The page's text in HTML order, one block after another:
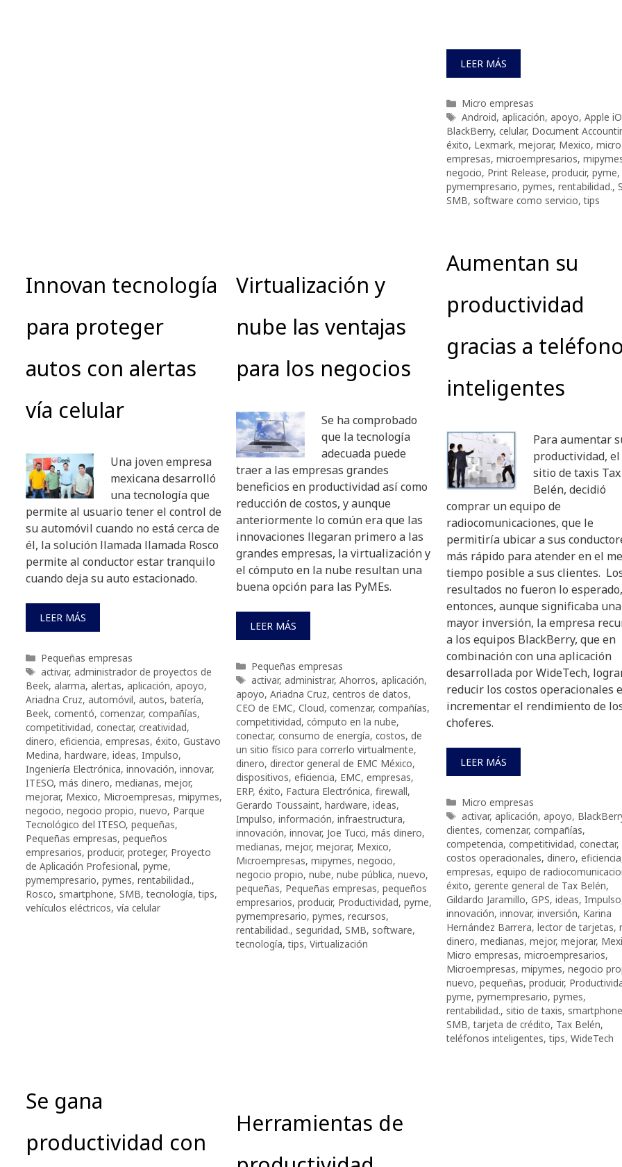
LEER MÁS
Categorías
Micro empresas
Etiquetas
Android, aplicación, apoyo, Apple
BlackBerry, celular, Document
éxito, Lexmark, mejorar, Mexico, micro
empresas, microempresarios,
negocio, Print Release, producir, pyme,
pymempresario, pymes, rentabilidad.,
SMB, software como servicio,tips
Innovan tecnología
para proteger
autos con alertas
vía celular
Una joven empresa
mexicana desarrolló
una tecnología que
permite al usuario tener el control de
su automóvil cuando no está cerca de
él, la solución llamada llamada Rosco
permite al conductor estar tranquilo
cuando deja su auto estacionado.
LEER MÁS
Categorías
Pequeñas empresas
Etiquetas
activar, administrador de proyectos de
Beek, alarma, alertas, aplicación, apoyo,
Ariadna Cruz, automóvil, autos, batería,
Beek, comentó, comenzar, compañías,
competitividad, conectar, creatividad,
dinero, eficiencia, empresas, éxito, Gustavo
Medina, hardware, ideas, Impulso,
Ingeniería Electrónica, innovación, innovar,
ITESO, más dinero, medianas, mejor,
mejorar, Mexico, Microempresas, mipymes,
negocio, negocio propio, nuevo, Parque
Tecnológico del ITESO, pequeñas,
Pequeñas empresas, pequeños
empresarios, producir, proteger, Proyecto
de Aplicación Profesional, pyme,
pymempresario, pymes, rentabilidad.,
Rosco, smartphone, SMB,tecnología,tips,
vehículos eléctricos, vía celular
Virtualización y
nube las ventajas
para los negocios
Se ha comprobado
que la tecnología
adecuada puede
traer a las empresas grandes
beneficios en productividad así como
reducción de costos, y aunque
anteriormente lo común era que las
innovaciones llegaran primero a las
grandes empresas, la virtualización y
el cómputo en la nube resultan una
buena opción para las PyMEs.
LEER MÁS
Categorías
Pequeñas empresas
Etiquetas
activar, administrar, Ahorros, aplicación,
apoyo, Ariadna Cruz, centros de datos,
CEO de EMC, Cloud, comenzar, compañías,
competitividad, cómputo en la nube,
conectar, consumo de energía, costos, de
un sitio físico para correrlo virtualmente,
dinero, director general de EMC México,
dispositivos, eficiencia, EMC, empresas,
ERP, éxito, Factura Electrónica, firewall,
Gerardo Toussaint, hardware, ideas,
Impulso, información, infraestructura,
innovación, innovar, Joe Tucci, más dinero,
medianas, mejor, mejorar, Mexico,
Microempresas, mipymes, negocio,
negocio propio, nube, nube pública, nuevo,
pequeñas, Pequeñas empresas, pequeños
empresarios, producir, Productividad, pyme,
pymempresario, pymes, recursos,
rentabilidad., seguridad, SMB, software,
tecnología,tips, Virtualización
Aumentan su
productividad
gracias a
inteligentes
Para aumentar
productividad, el
sitio de taxis Tax
Belén, decidió
comprar un equipo de
radiocomunicaciones, que le
permitiría ubicar a sus
más rápido para atender en el
tiempo posible a sus clientes.
resultados no fueron lo esperado,
entonces, aunque significaba una
mayor inversión, la empresa
a los equipos BlackBerry, que en
combinación con una aplicación
desarrollada por WideTech,
reducir los costos operacionales e
incrementar el rendimiento de
choferes.
LEER MÁS
Categorías
Micro empresas
Etiquetas
activar, aplicación, apoyo,
clientes, comenzar, compañías,
competencia, competitividad, conectar,
costos operacionales, dinero, eficiencia
empresas, equipo de
éxito, gerente general de Tax Belén,
Gildardo Jaramillo, GPS, ideas, Impulso
innovación, innovar, inversión, Karina
Hernández Barrera, lector de tarjetas,
dinero, medianas, mejor, mejorar,
Micro empresas, microempresarios,
Microempresas, mipymes, negocio
nuevo, pequeñas, producir,
pyme, pymempresario, pymes,
rentabilidad., sitio de taxis, smartphone
SMB,tarjeta de crédito, Tax Belén,
teléfonos inteligentes,tips, WideTech
Se gana
productividad con
Herramientas de